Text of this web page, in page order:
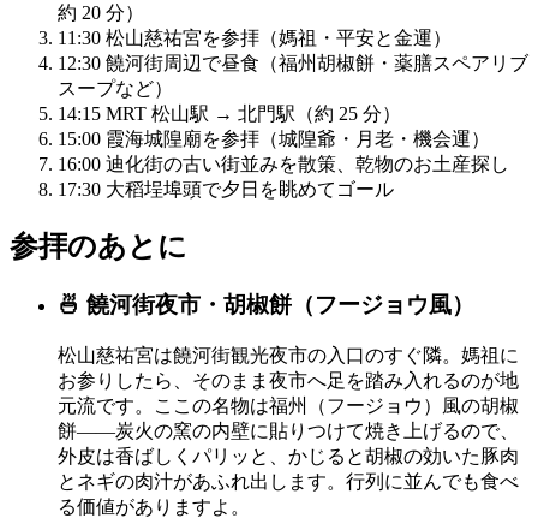
約 20 分）
11:30 松山慈祐宮を参拝（媽祖・平安と金運）
12:30 饒河街周辺で昼食（福州胡椒餅・薬膳スペアリブ
スープなど）
14:15 MRT 松山駅 → 北門駅（約 25 分）
15:00 霞海城隍廟を参拝（城隍爺・月老・機会運）
16:00 迪化街の古い街並みを散策、乾物のお土産探し
17:30 大稻埕埠頭で夕日を眺めてゴール
参拝のあとに
🍜 饒河街夜市・胡椒餅（フージョウ風）
松山慈祐宮は饒河街観光夜市の入口のすぐ隣。媽祖に
お参りしたら、そのまま夜市へ足を踏み入れるのが地
元流です。ここの名物は福州（フージョウ）風の胡椒
餅——炭火の窯の内壁に貼りつけて焼き上げるので、
外皮は香ばしくパリッと、かじると胡椒の効いた豚肉
とネギの肉汁があふれ出します。行列に並んでも食べ
る価値がありますよ。